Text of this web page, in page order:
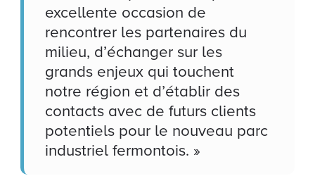
excellente occasion de
rencontrer les partenaires du
milieu, d’échanger sur les
grands enjeux qui touchent
notre région et d’établir des
contacts avec de futurs clients
potentiels pour le nouveau parc
industriel fermontois. »